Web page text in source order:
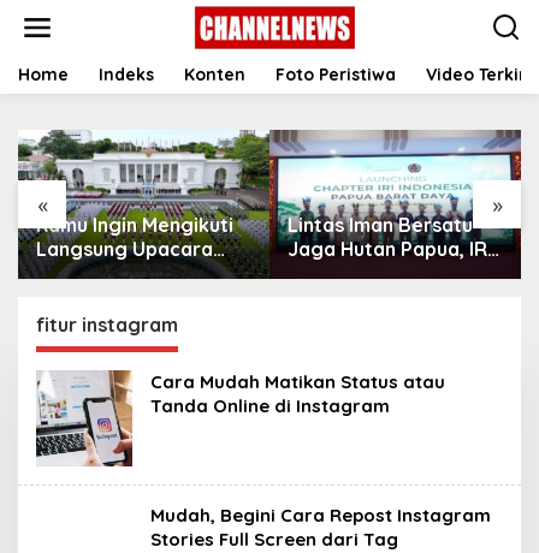
t
Home Indeks Konten Foto Peristiwa Video Terkini
« »
Kamu Ingin Mengikuti
Langsung Upacara
HUT Ke-81
Istana? Ini Link
Pendaftaran Resminya
di Sini
Lintas Iman Bersatu
Jaga Hutan Papua, IRI
Indonesia Resmikan
fitur instagram
Cara Mudah Matikan Status atau
Tanda Online di ‎Instagram ‎
Mudah, Begini Cara Repost Instagram
Stories Full Screen dari Tag